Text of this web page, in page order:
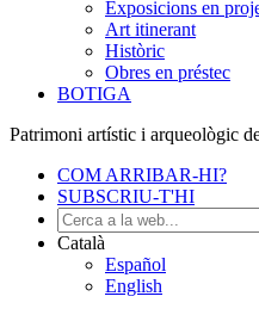
Exposicions en
Art itinerant
Històric
Obres en préstec
BOTIGA
Patrimoni artístic i arqueològic
COM ARRIBAR-HI?
SUBSCRIU-T'HI
Català
Español
English